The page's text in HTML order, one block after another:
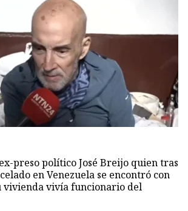
preso político José Breijo quien tras
en Venezuela se encontró con
vivienda vivía funcionario del